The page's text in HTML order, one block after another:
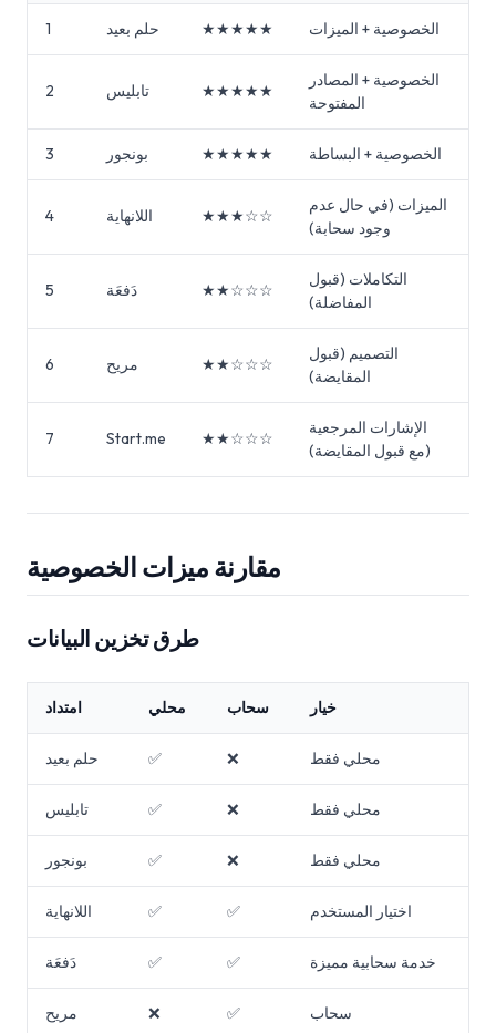
1 حلم بعيد ★★★★★ الخصوصية + الميزات
2 تابليس ★★★★★
الخصوصية + المصادر
المفتوحة
3 بونجور ★★★★★ الخصوصية + البساطة
4 اللانهاية ★★★☆☆
الميزات (في حال عدم
وجود سحابة)
5 دَفعَة ★★☆☆☆
التكاملات (قبول
المفاضلة)
6 مريح ★★☆☆☆
التصميم (قبول
المقايضة)
7 Start.me ★★☆☆☆
الإشارات المرجعية
(مع قبول المقايضة)
مقارنة ميزات الخصوصية
طرق تخزين البيانات
امتداد محلي سحاب خيار
حلم بعيد ✅ ❌ محلي فقط
تابليس ✅ ❌ محلي فقط
بونجور ✅ ❌ محلي فقط
اللانهاية ✅ ✅ اختيار المستخدم
دَفعَة ✅ ✅ خدمة سحابية مميزة
مريح ❌ ✅ سحاب